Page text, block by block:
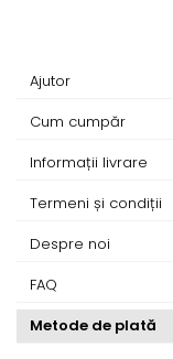
Ajutor
Cum cumpăr
Informații livrare
Termeni și condiții
Despre noi
FAQ
Metode de plată